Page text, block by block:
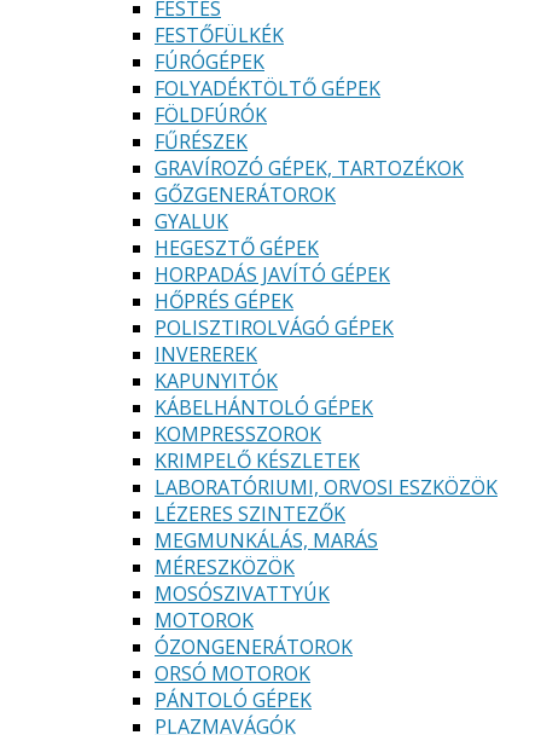
FESTÉS
FESTŐFÜLKÉK
FÚRÓGÉPEK
FOLYADÉKTÖLTŐ GÉPEK
FÖLDFÚRÓK
FŰRÉSZEK
GRAVÍROZÓ GÉPEK, TARTOZÉKOK
GŐZGENERÁTOROK
GYALUK
HEGESZTŐ GÉPEK
HORPADÁS JAVÍTÓ GÉPEK
HŐPRÉS GÉPEK
POLISZTIROLVÁGÓ GÉPEK
INVEREREK
KAPUNYITÓK
KÁBELHÁNTOLÓ GÉPEK
KOMPRESSZOROK
KRIMPELŐ KÉSZLETEK
LABORATÓRIUMI, ORVOSI ESZKÖZÖK
LÉZERES SZINTEZŐK
MEGMUNKÁLÁS, MARÁS
MÉRESZKÖZÖK
MOSÓSZIVATTYÚK
MOTOROK
ÓZONGENERÁTOROK
ORSÓ MOTOROK
PÁNTOLÓ GÉPEK
PLAZMAVÁGÓK